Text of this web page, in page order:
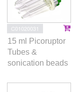
C01020031
15 ml Picoruptor
Tubes &
sonication beads